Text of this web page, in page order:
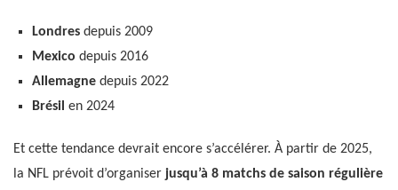
Londresdepuis 2009
Mexico depuis 2016
Allemagnedepuis 2022
Brésil en 2024
Et cette tendance devrait encore s’accélérer. À partir de 2025,
la NFL prévoit d’organiser jusqu’à 8 matchs de saison régulière